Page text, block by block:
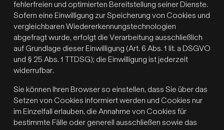
fehlerfreien und optimierten Bereitstellung seiner Dienste.
Sofern eine Einwilligung zur Speicherung von Cookies und
vergleichbaren Wiedererkennungstechnologien
abgefragt wurde, erfolgt die Verarbeitung ausschließlich
auf Grundlage dieser Einwilligung (Art. 6 Abs. 1 lit. a DSGVO
und § 25 Abs. 1 TTDSG); die Einwilligung ist jederzeit
widerrufbar.
Sie können Ihren Browser so einstellen, dass Sie über das
Setzen von Cookies informiert werden und Cookies nur
im Einzelfall erlauben, die Annahme von Cookies für
bestimmte Fälle oder generell ausschließen sowie das